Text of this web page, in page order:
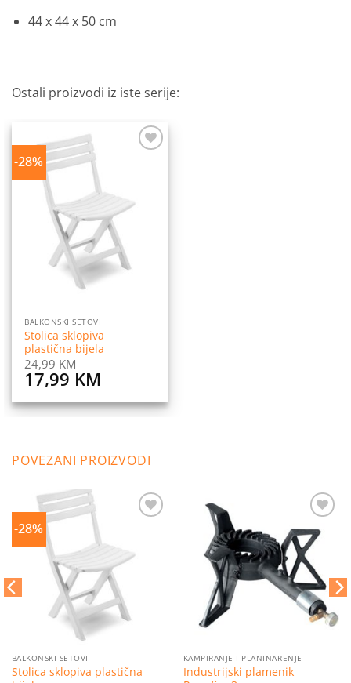
44 x 44 x 50 cm
Ostali proizvodi iz iste serije:
-28%
BALKONSKI SETOVI
Stolica sklopiva
plastična bijela
24,99KM
Original
price
was:
17,99 KM
is:
POVEZANI PROIZVODI
-28%
BALKONSKI SETOVI
Stolica sklopiva plastična
Dodaj
na
listu
želja
KAMPIRANJE I PLANINARENJE
Industrijski plamenik